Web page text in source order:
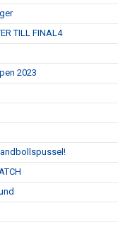
TILL FINAL4
2023